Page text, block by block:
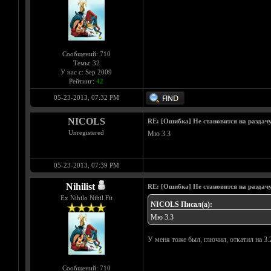
Сообщений: 710
Темы: 32
У нас с: Sep 2009
Рейтинг: 42
05-23-2013, 07:32 PM
NICOLS
Unregistered
RE: [Ошибка] Не становится на
Мю 3.3
05-23-2013, 07:39 PM
Nihilist
Ex Nihilo Nihil Fit
Сообщений: 710
RE: [Ошибка] Не становится на
NICOLS Писал(а):
Мю 3.3
У меня тоже был, глючил, откатил на